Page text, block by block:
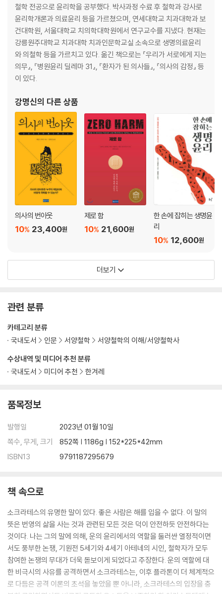
철학 전공으로 윤리학을 공부했다. 박사과정 수료 후 철학과 강사로
윤리학개론과 의료윤리 등을 가르쳤으며, 연세대학교 치과대학과 보
건대학원, 서울대학교 치의학대학원에서 연구교수를 지냈다. 현재는
강릉원주대학교 치과대학 치과인문학교실 소속으로 생명의료윤리
와 의철학 등을 가르치고 있다. 옮긴 책으로는 『우리가 서로에게 지는
의무』, 『병원윤리 딜레마 31』, 『환자가 된 의사들』, 『의사의 감정』 등
이 있다.
강명신의 다른 상품
의사의 번아웃
23,400원
10%
제로 함
21,600원
10%
한 손에 잡히는 생명윤
리
12,600원
10%
더보기
관련 분류
수상내역 및 미디어 추천 분류
국내도서
미디어 추천 한겨레
카테고리 분류
국내도서
인문 서양철학 서양철학의 이해/서양철학사
품목정보
발행일
2023년 01월 10일
쪽수, 무게, 크기
852쪽 | 1186g | 152*225*42mm
ISBN13
9791187295679
책 속으로
소크라테스의 유명한 말이 있다. 좋은 사람은 해를 입을 수 없다. 이 말의
뜻은 번영의 삶을 사는 것과 관련된 모든 것은 덕이 안전하듯 안전하다는
것이다. 나는 그의 말에 의해, 운의 윤리에서의 역할을 둘러싼 열정적이면
서도 풍부한 논쟁, 기원전 5세기와 4세기 아테네의 시인, 철학자가 모두
참여한 논쟁의 무대가 더욱 돋보이게 되었다고 주장한다. 운의 역할에 대
한 비극시의 사유를 공격하면서 소크라테스는, 이후 플라톤이 더 체계적으
로 다듬은 공격 이론의 초석을 놓았을 뿐 아니라, 소크라테스의 입장을 충